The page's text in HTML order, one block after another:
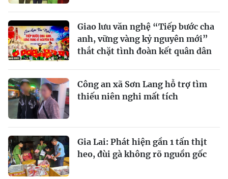
Giao lưu văn nghệ “Tiếp bước cha
anh, vững vàng kỷ nguyên mới”
thắt chặt tình đoàn kết quân dân
Công an xã Sơn Lang hỗ trợ tìm
thiếu niên nghi mất tích
Gia Lai: Phát hiện gần 1 tấn thịt
heo, đùi gà không rõ nguồn gốc